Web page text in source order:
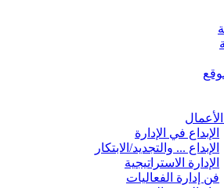
الأعمال
الإبداع في الإدارة
الإبداع ... والتجديد/الابتكار
الإدارة الاستراتيجية
فن إدارة الفعاليات